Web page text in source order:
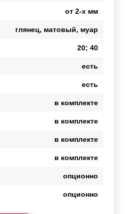
от 2-х мм
глянец, матовый, муар
20; 40
есть
есть
в комплекте
в комплекте
в комплекте
в комплекте
опционно
опционно